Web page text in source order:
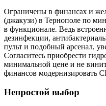
Ограничены в финансах и
(джакузи) в Тернополе по
в функционале. Ведь
дезинфекции,
пульт и подобный арсенал,
Согласитесь приобрести
минимальной цене и не
финансов модернизировать
Непростой выбор